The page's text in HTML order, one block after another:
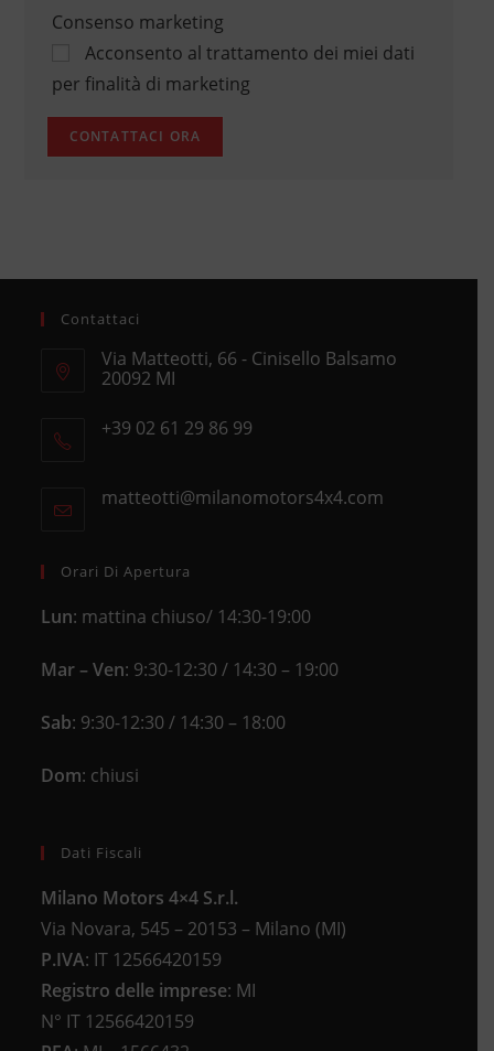
Consenso marketing
Acconsento al trattamento dei miei dati
per finalità di marketing
Contattaci
Via Matteotti, 66 - Cinisello Balsamo
20092 MI
in
+39 02 61 29 86 99
your
matteotti@milanomotors4x4.comOpens
Orari Di Apertura
Lun: mattina chiuso/ 14:30-19:00
Mar – Ven: 9:30-12:30 / 14:30 – 19:00
Sab: 9:30-12:30 / 14:30 – 18:00
Dom: chiusi
Dati Fiscali
Milano Motors 4×4 S.r.l.
Via Novara, 545 – 20153 – Milano (MI)
P.IVA: IT 12566420159
Registro delle imprese: MI
N° IT 12566420159